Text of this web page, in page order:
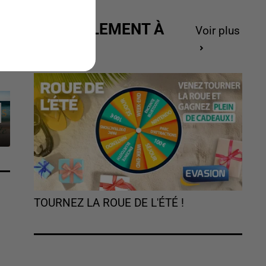
ACTUELLEMENT À
Voir plus
TOURNEZ LA ROUE DE L'ÉTÉ !